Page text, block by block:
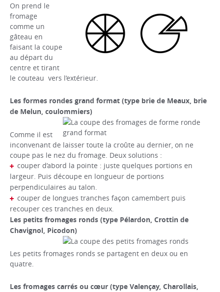
On prend le
fromage
comme un
gâteau en
faisant la coupe
au départ du
centre et tirant
le couteau vers l’extérieur.
Les formes rondes grand format (type brie de Meaux, brie
de Melun, coulommiers)
Comme il est
inconvenant de laisser toute la croûte au dernier, on ne
coupe pas le nez du fromage. Deux solutions :
couper d’abord la pointe : juste quelques portions en
largeur. Puis découpe en longueur de portions
perpendiculaires au talon.
couper de longues tranches façon camembert puis
recouper ces tranches en deux.
Les petits fromages ronds (type Pélardon, Crottin de
Chavignol, Picodon)
Les petits fromages ronds se partagent en deux ou en
quatre.
Les fromages carrés ou cœur (type Valençay, Charollais,